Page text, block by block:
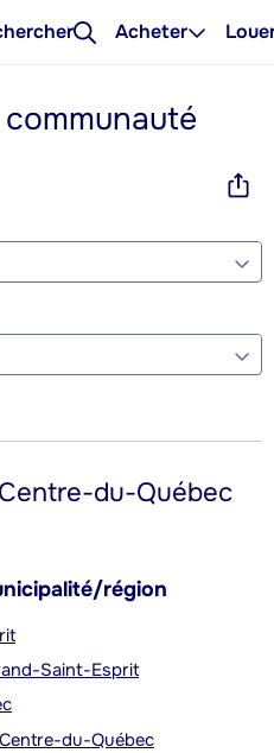
Acheter
du-Québec
région
Saint-Esprit
du-Québec